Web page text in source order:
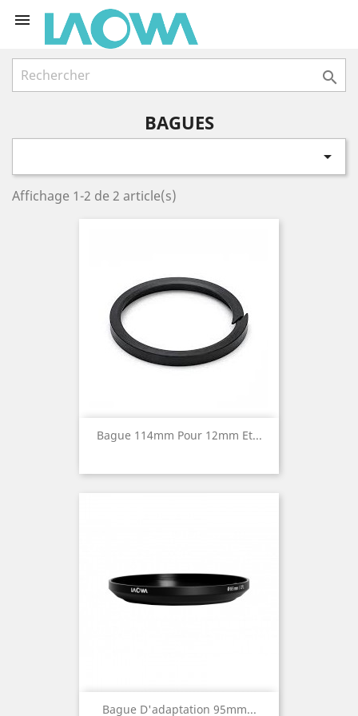


BAGUES

Affichage 1-2 de 2 article(s)
Bague 114mm Pour 12mm Et...
Bague D'adaptation 95mm...